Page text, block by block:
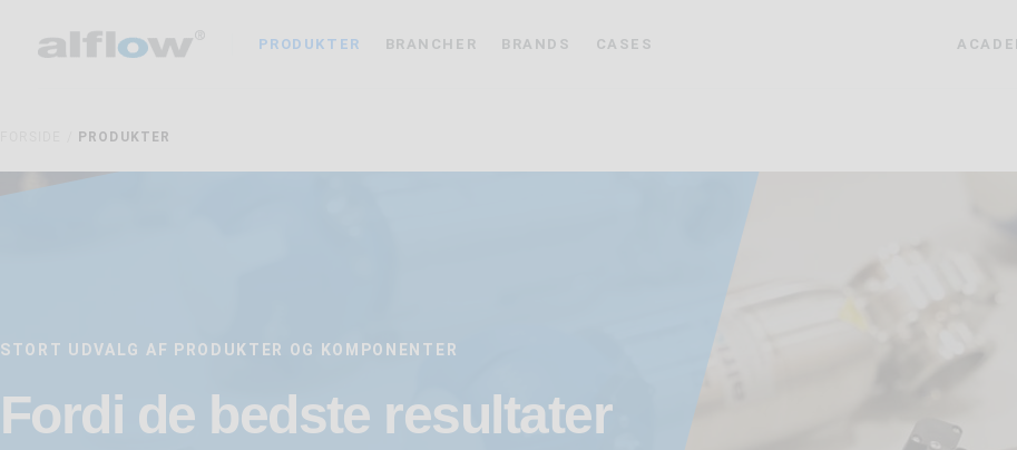
PRODUKTER BRANCHER BRANDS CASES
PRODUKTER
STORT UDVALG AF PRODUKTER OG KOMPONENTER
Fordi de bedste resultater